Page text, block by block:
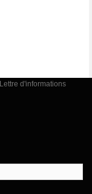
Lettre d'informations